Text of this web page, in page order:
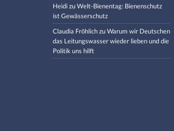
HeidizuWelt-Bienentag: Bienenschutz
ist Gewässerschutz
Claudia FröhlichzuWarum wir Deutschen
das Leitungswasser wieder lieben und die
Politik uns hilft